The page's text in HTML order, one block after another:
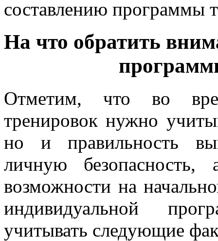
составлению программы
На что обратить
Отметим, что во
тренировок нужно
но и правильность
личную
возможности на
индивидуальной
учитывать следующие